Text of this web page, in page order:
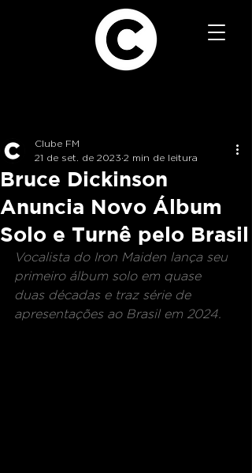
Bruce Dickinson
Anuncia Novo Álbum
Solo e Turnê pelo Brasil
Clube FM
21 de set. de 2023 2 min de leitura
Vocalista do Iron Maiden lança seu
primeiro álbum solo em quase
duas décadas e traz série de
apresentações ao Brasil em 2024.